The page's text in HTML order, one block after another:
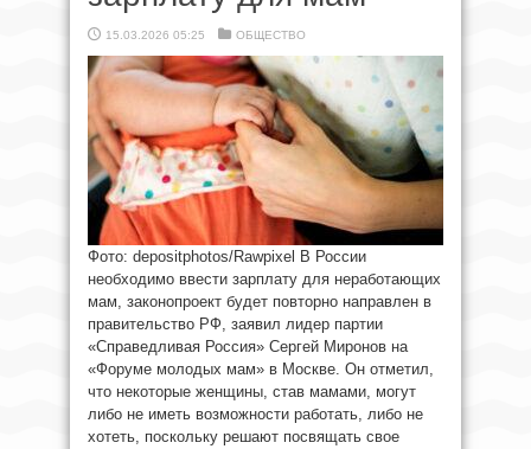
15.03.2026 05:25 ОБЩЕСТВО
Фото: depositphotos/Rawpixel В России
необходимо ввести зарплату для неработающих
мам, законопроект будет повторно направлен в
правительство РФ, заявил лидер партии
«Справедливая Россия» Сергей Миронов на
«Форуме молодых мам» в Москве. Он отметил,
что некоторые женщины, став мамами, могут
либо не иметь возможности работать, либо не
хотеть, поскольку решают посвящать свое